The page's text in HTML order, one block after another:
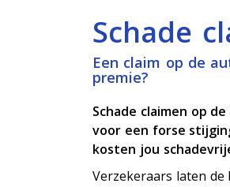
Schade
Een claim op de
premie?
Schade claimen op
voor een forse
kosten jou
Verzekeraars laten